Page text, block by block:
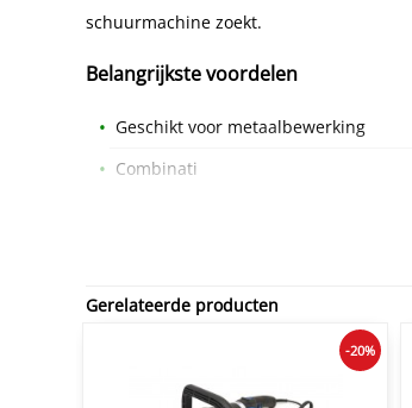
schuurmachine zoekt.
Belangrijkste voordelen
Geschikt voor metaalbewerking
Combinati
Gerelateerde producten
-20%